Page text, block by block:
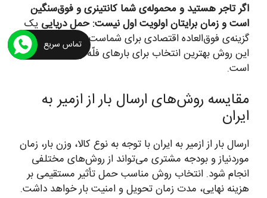
اگر تاجر هستید و محموله‌ی شما کانتینری و فوق‌سنگین
است و زمان برایتان اولویت اول نیست: حمل دریایی یک
گزینه‌ی فوق‌العاده اقتصادی برای شماست. ازمیر بندر دارد و
این روش بهترین انتخاب برای بارهای فلّه و صادراتی بزرگ
است.
مقایسه روش‌های ارسال بار از ازمیر به
ایران
ارسال بار از ازمیر به ایران با توجه به نوع کالا، وزن بار، زمان
موردنیاز و بودجه مشتری می‌تواند از روش‌های مختلفی
انجام شود. انتخاب روش مناسب حمل تأثیر مستقیمی بر
هزینه نهایی، مدت زمان تحویل و امنیت بار خواهد داشت.
تماس سریع